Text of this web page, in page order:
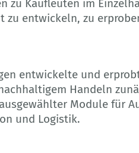
zu Kaufleuten im
entwickeln, zu
entwickelte und
Handeln
Module für
und Logistik.